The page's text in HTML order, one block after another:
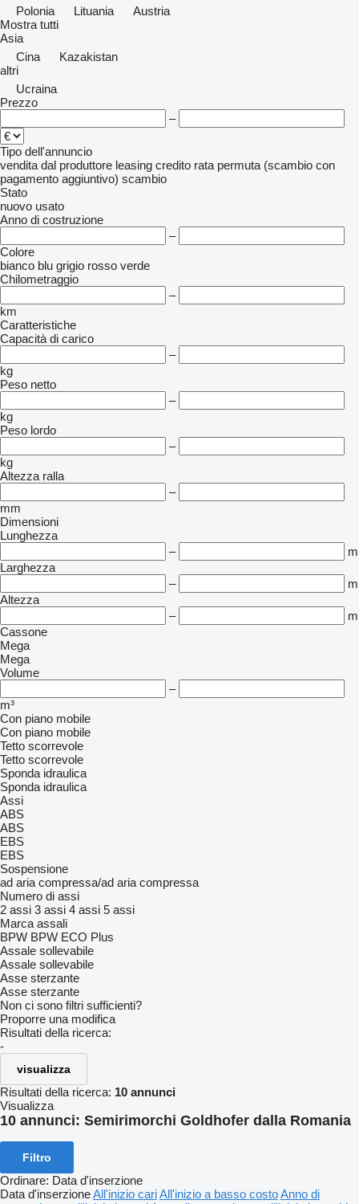
Polonia
Lituania
Austria
Mostra tutti
Asia
Cina
Kazakistan
altri
Ucraina
Prezzo
–
Tipo dell'annuncio
vendita dal produttore leasing credito rata permuta (scambio con
pagamento aggiuntivo) scambio
Stato
nuovo usato
Anno di costruzione
–
Colore
bianco blu grigio rosso verde
Chilometraggio
–
km
Caratteristiche
Capacità di carico
–
kg
Peso netto
–
kg
Peso lordo
–
kg
Altezza ralla
–
mm
Dimensioni
Lunghezza
–
m
Larghezza
–
m
Altezza
–
m
Cassone
Mega
Mega
Volume
–
m³
Con piano mobile
Con piano mobile
Tetto scorrevole
Tetto scorrevole
Sponda idraulica
Sponda idraulica
Assi
ABS
ABS
EBS
EBS
Sospensione
ad aria compressa/ad aria compressa
Numero di assi
2 assi 3 assi 4 assi 5 assi
Marca assali
BPW BPW ECO Plus
Assale sollevabile
Assale sollevabile
Asse sterzante
Asse sterzante
Non ci sono filtri sufficienti?
Proporre una modifica
Risultati della ricerca:
-
visualizza
Risultati della ricerca: 10 annunci
Visualizza
10 annunci: Semirimorchi Goldhofer dalla Romania
Filtro
Ordinare: Data d'inserzione
Data d'inserzioneAll'inizio cariAll'inizio a basso costoAnno di